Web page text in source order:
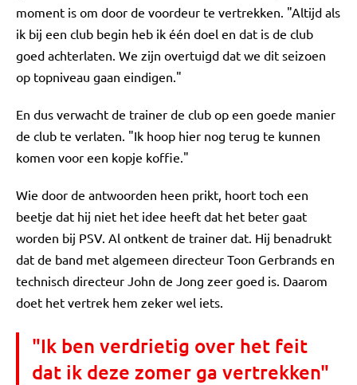
moment is om door de voordeur te vertrekken. "Altijd als
ik bij een club begin heb ik één doel en dat is de club
goed achterlaten. We zijn overtuigd dat we dit seizoen
op topniveau gaan eindigen."
En dus verwacht de trainer de club op een goede manier
de club te verlaten. "Ik hoop hier nog terug te kunnen
komen voor een kopje koffie."
Wie door de antwoorden heen prikt, hoort toch een
beetje dat hij niet het idee heeft dat het beter gaat
worden bij PSV. Al ontkent de trainer dat. Hij benadrukt
dat de band met algemeen directeur Toon Gerbrands en
technisch directeur John de Jong zeer goed is. Daarom
doet het vertrek hem zeker wel iets.
"Ik ben verdrietig over het feit
dat ik deze zomer ga vertrekken"